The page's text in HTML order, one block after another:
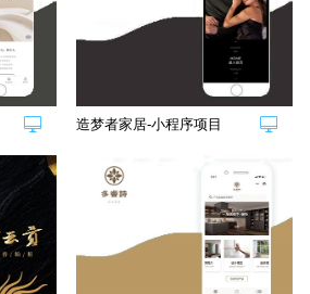
造梦者家居-小程序项目